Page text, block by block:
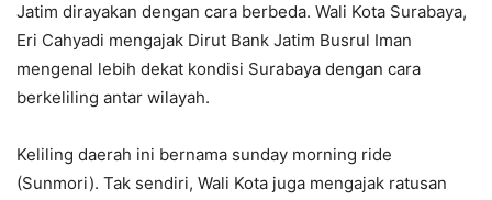
Jatim dirayakan dengan cara berbeda. Wali Kota Surabaya,
Eri Cahyadi mengajak Dirut Bank Jatim Busrul Iman
mengenal lebih dekat kondisi Surabaya dengan cara
berkeliling antar wilayah.
Keliling daerah ini bernama sunday morning ride
(Sunmori). Tak sendiri, Wali Kota juga mengajak ratusan